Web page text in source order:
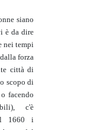
siano
è da dire
nei tempi
forza
città di
scopo di
facendo
c'è
1660 i